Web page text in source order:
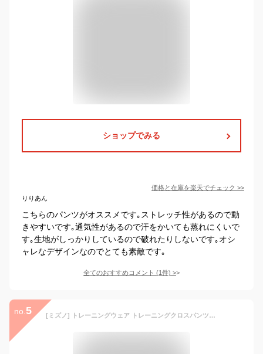
ショップでみる
価格と在庫を楽天でチェック >>
りりあん
こちらのパンツがオススメです｡ストレッチ性があるので動
きやすいです｡通気性があるので汗をかいても蒸れにくいで
す｡生地がしっかりしているので破れたりしないです｡オシ
ャレなデザインなのでとても素敵です｡
全てのおすすめコメント (1件) >
no. 5 [ミズノ] トレーニングウェア トレーニングクロスパンツ クォーター 7分丈 ジャージ スポーツ 吸汗速乾 K2JDB232 レディース ブラック